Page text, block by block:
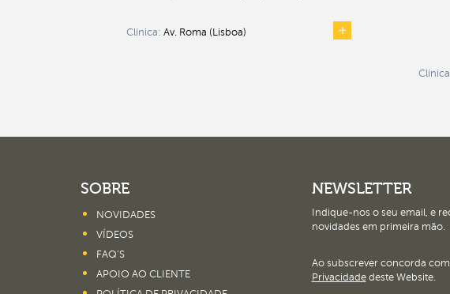
Clínica: Av. Roma (Lisboa)
SOBRE
NOVIDADES
VÍDEOS
FAQ’S
APOIO AO CLIENTE
NEWSLETTER
Indique-nos o seu email, e
novidades em primeira mão.
Ao subscrever concorda com
Privacidadedeste Website.